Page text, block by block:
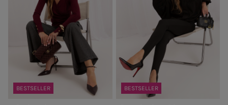
BESTSELLER BESTSELLER